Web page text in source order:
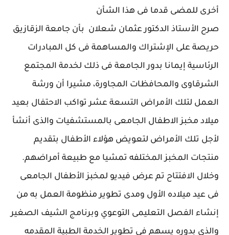
أخرى للمضى قدما فى هذا الشأن
صرح الأستاذ الدكتور عثمان شعلان بأن جامعة الزقازيق
حريصة على الإشتراك والمساهمة فى كل المبادرات
الرئاسية إيمانا بدور الجامعة فى ذلك لخدمة المجتمع
الشرقاوى والمحافظات المجاورة، مشيرا أن ورشة
العمل لتلك الأمراض التسعة عشر تواكب الاحتفال بعيد
ميلاد مخبز الاطفال الجامعى بالمستشفيات والذى أنشأ
لأجل تلك الأمراض لتعويض هؤلاء الأطفال بتقديم
منتجات المخبز المختلفه تمشيا مع طبيعة أمراضهم.
وخلال الافتتاح تم عرض فيديو لمخبز الأطفال الجامعى
فى عيد ميلاده الأول ومدى تطوير منظومة العمل به من
إنشاء الفصل التعليمى التوعوي وبرنامج الشيف الصغير
والذى بدوره يسهم فى تطوير الخدمة الطبية المقدمه